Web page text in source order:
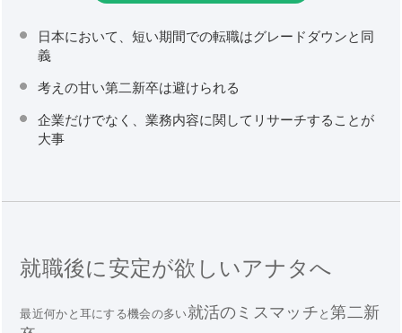
日本において、短い期間での転職はグレードダウンと同
義
考えの甘い第二新卒は避けられる
企業だけでなく、業務内容に関してリサーチすることが
大事
就職後に安定が欲しいアナタへ
最近何かと耳にする機会の多い就活のミスマッチと第二新